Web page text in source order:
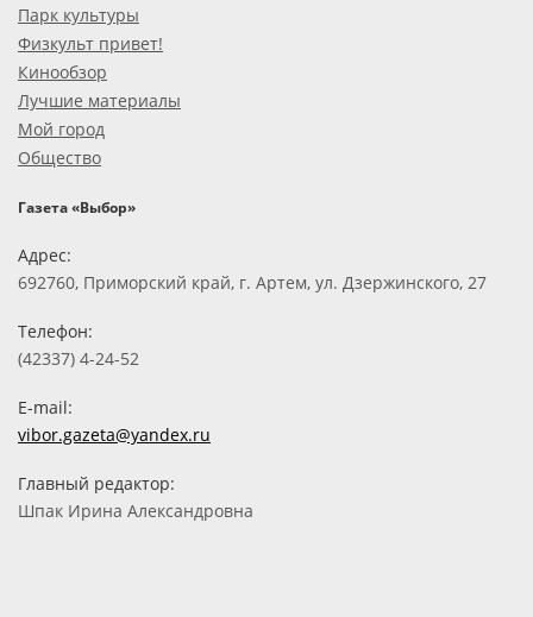
Парк культуры
Физкульт привет!
Кинообзор
Лучшие материалы
Мой город
Общество
Газета «Выбор»
Адрес:
692760, Приморский край, г. Артем, ул. Дзержинского, 27
Телефон:
(42337) 4-24-52
E-mail:
vibor.gazeta@yandex.ru
Главный редактор:
Шпак Ирина Александровна